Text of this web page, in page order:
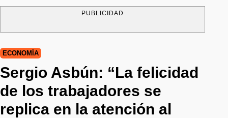
PUBLICIDAD
ECONOMÍA
Sergio Asbún: “La felicidad
de los trabajadores se
replica en la atención al